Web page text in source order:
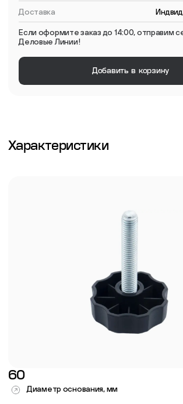
Доставка
Если оформите заказ до 14:00, отправим
Деловые Линии!
Добавить в корзину
Характеристики
60
Диаметр основания, мм